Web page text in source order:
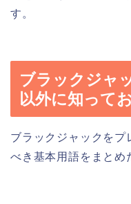
す。
ブラックジャ
以外に知って
ブラックジャックをプ
べき基本用語をまとめ